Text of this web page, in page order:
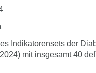
Indikatorensets der
mit insgesamt 40